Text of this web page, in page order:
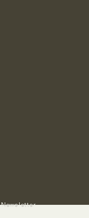
Newsletter